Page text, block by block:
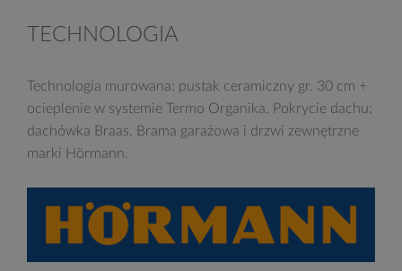
TECHNOLOGIA
Technologia murowana: pustak ceramiczny gr. 30 cm +
ocieplenie w systemie Termo Organika. Pokrycie dachu:
dachówka Braas. Brama garażowa i drzwi zewnętrzne
marki Hörmann.